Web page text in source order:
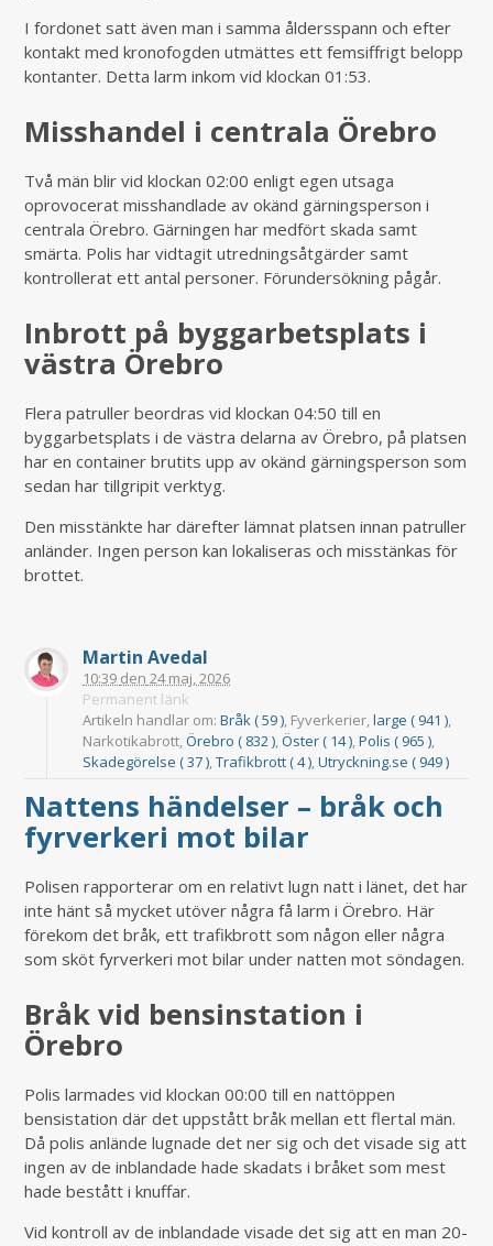
I fordonet satt även man i samma åldersspann och efter
kontakt med kronofogden utmättes ett femsiffrigt belopp
kontanter. Detta larm inkom vid klockan 01:53.
Misshandel i centrala Örebro
Två män blir vid klockan 02:00 enligt egen utsaga
oprovocerat misshandlade av okänd gärningsperson i
centrala Örebro. Gärningen har medfört skada samt
smärta. Polis har vidtagit utredningsåtgärder samt
kontrollerat ett antal personer. Förundersökning pågår.
Inbrott på byggarbetsplats i
västra Örebro
Flera patruller beordras vid klockan 04:50 till en
byggarbetsplats i de västra delarna av Örebro, på platsen
har en container brutits upp av okänd gärningsperson som
sedan har tillgripit verktyg.
Den misstänkte har därefter lämnat platsen innan patruller
anländer. Ingen person kan lokaliseras och misstänkas för
brottet.
Martin Avedal
10:39 den 24 maj, 2026
Permanent länk
Artikeln handlar om:Bråk ( 59 ), Fyverkerier,large ( 941 ),
Narkotikabrott,Örebro ( 832 ),Öster ( 14 ),Polis ( 965 ),
Skadegörelse ( 37 ),Trafikbrott ( 4 ),Utryckning.se ( 949 )
Nattens händelser – bråk och
fyrverkeri mot bilar
Polisen rapporterar om en relativt lugn natt i länet, det har
inte hänt så mycket utöver några få larm i Örebro. Här
förekom det bråk, ett trafikbrott som någon eller några
som sköt fyrverkeri mot bilar under natten mot söndagen.
Bråk vid bensinstation i
Örebro
Polis larmades vid klockan 00:00 till en nattöppen
bensistation där det uppstått bråk mellan ett flertal män.
Då polis anlände lugnade det ner sig och det visade sig att
ingen av de inblandade hade skadats i bråket som mest
hade bestått i knuffar.
Vid kontroll av de inblandade visade det sig att en man 20-